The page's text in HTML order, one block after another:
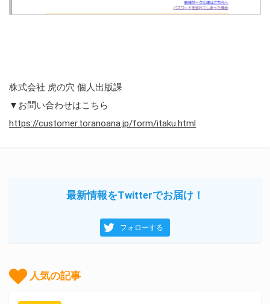
株式会社 虎の穴 個人出版課
▼お問い合わせはこちら
https://customer.toranoana.jp/form/itaku.html
最新情報をTwitterでお届け！
フォローする
人気の記事